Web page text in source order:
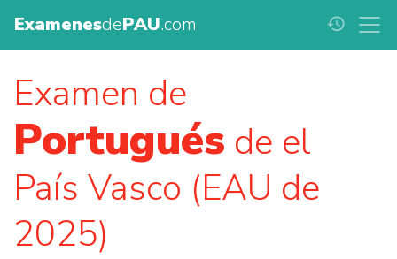
ExamenesdePAU.com history
Examen de
Portugués de el
País Vasco (EAU de
2025)